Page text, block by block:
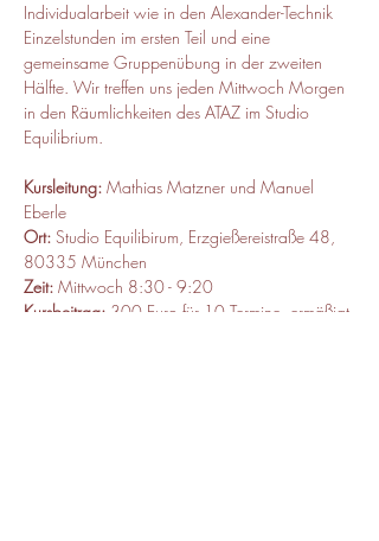
Individualarbeit wie in den Alexander-Technik
Einzelstunden im ersten Teil und eine
gemeinsame Gruppenübung in der zweiten
Hälfte. Wir treffen uns jeden Mittwoch Morgen
in den Räumlichkeiten des ATAZ im Studio
Equilibrium.
Kursleitung: Mathias Matzner und Manuel
Eberle
Ort: Studio Equilibirum, Erzgießereistraße 48,
80335 München
Zeit: Mittwoch 8:30 - 9:20
Kursbeitrag: 300 Euro für 10 Termine, ermäßigt